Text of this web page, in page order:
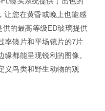
让您在黄昏或晚上也能感
的最高等级ED玻璃提供
率镜片和平场镜片的7片
都能呈现锐利的图像。
义鸟类和野生动物的观